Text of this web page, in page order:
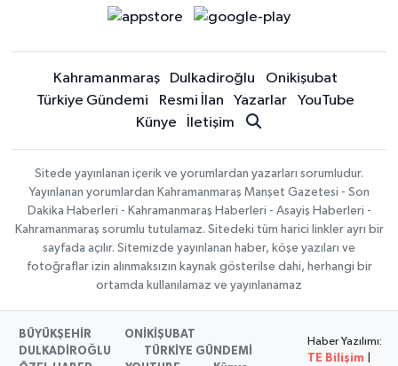
Kahramanmaraş Dulkadiroğlu
Onikişubat
Türkiye Gündemi
Resmi İlan Yazarlar
YouTube
Künye
İletişim
Sitede yayınlanan içerik ve yorumlardan yazarları sorumludur.
Yayınlanan yorumlardan Kahramanmaraş Manşet Gazetesi - Son
Dakika Haberleri - Kahramanmaraş Haberleri - Asayiş Haberleri -
Kahramanmaraş sorumlu tutulamaz. Sitedeki tüm harici linkler ayrı bir
sayfada açılır. Sitemizde yayınlanan haber, köşe yazıları ve
fotoğraflar izin alınmaksızın kaynak gösterilse dahi, herhangi bir
ortamda kullanılamaz ve yayınlanamaz
BÜYÜKŞEHİR
ONİKİŞUBAT
DULKADİROĞLU
TÜRKİYE GÜNDEMİ
Haber Yazılımı:
TE Bilişim